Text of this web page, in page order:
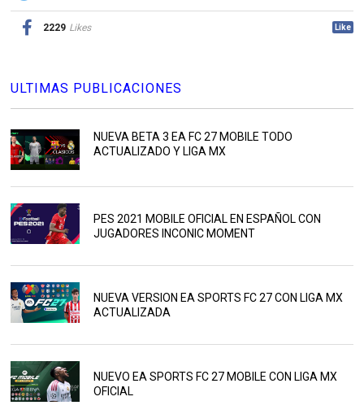
2229 Likes Like
ULTIMAS PUBLICACIONES
NUEVA BETA 3 EA FC 27 MOBILE TODO
ACTUALIZADO Y LIGA MX
PES 2021 MOBILE OFICIAL EN ESPAÑOL CON
JUGADORES INCONIC MOMENT
NUEVA VERSION EA SPORTS FC 27 CON LIGA MX
ACTUALIZADA
NUEVO EA SPORTS FC 27 MOBILE CON LIGA MX
OFICIAL